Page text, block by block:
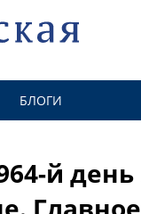
БЛОГИ
й